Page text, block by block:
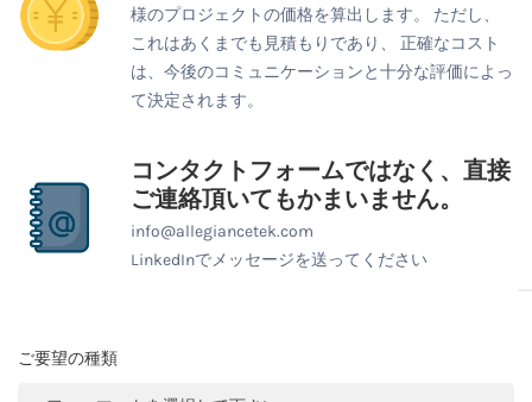
様のプロジェクトの価格を算出します。 ただし、
これはあくまでも見積もりであり、 正確なコスト
は、今後のコミュニケーションと十分な評価によっ
て決定されます。
コンタクトフォームではなく、直接
ご連絡頂いてもかまいません。
info@allegiancetek.com
LinkedInでメッセージを送ってください
ご要望の種類